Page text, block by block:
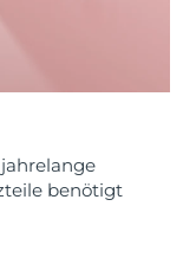
benötigt